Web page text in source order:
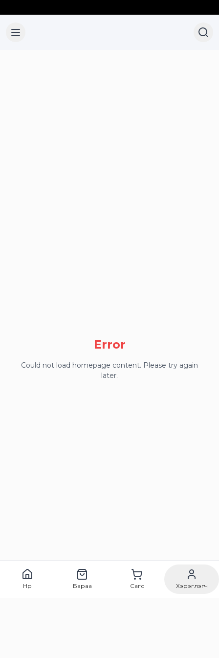
Error
Could not load homepage content. Please try again
later.
Нүүр Бараа Сагс Хэрэглэгч